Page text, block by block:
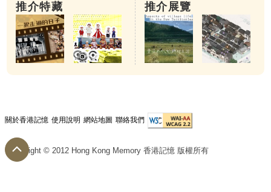
推介特藏 推介展覽
關於香港記憶 使用說明 網站地圖 聯絡我們
Copyright © 2012 Hong Kong Memory 香港記憶 版權所有